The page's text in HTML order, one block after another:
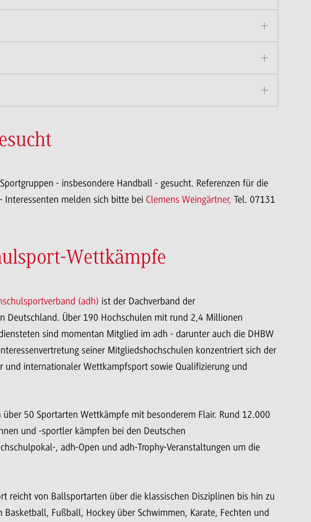
- insbesondere Handball - gesucht. Referenzen für die
Interessenten melden sich bitte bei Clemens Weingärtner, Tel. 07131
Wettkämpfe
(adh) ist der Dachverband der
Deutschland. Über 190 Hochschulen mit rund 2,4 Millionen
sind momentan Mitglied im adh - darunter auch die DHBW
seiner Mitgliedshochschulen konzentriert sich der
und internationaler Wettkampfsport sowie Qualifizierung und
50 Sportarten Wettkämpfe mit besonderem Flair. Rund 12.000
und -sportler kämpfen bei den Deutschen
, adh-Open und adh-Trophy-Veranstaltungen um die
reicht von Ballsportarten über die klassischen Disziplinen bis hin zu
Fußball, Hockey über Schwimmen, Karate, Fechten und